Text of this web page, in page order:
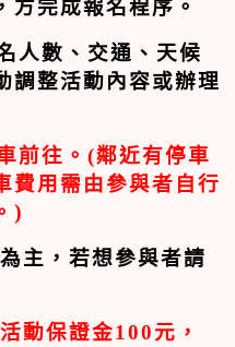
方完成報名程序。
人數、交通、天候
調整活動內容或辦理
前往。(鄰近有停車
費用需由參與者自行
)
主，若想參與者請
動保證金100元，